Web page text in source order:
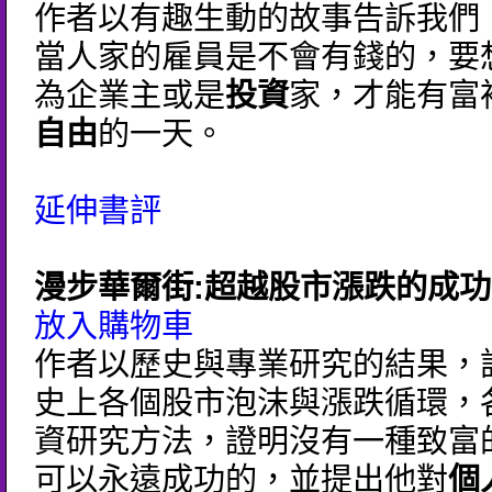
作者以有趣生動的故事告訴我們
當人家的雇員是不會有錢的，要
為企業主或是投資家，才能有富
自由的一天。
延伸書評
漫步華爾街:超越股市漲跌的成
放入購物車
作者以歷史與專業研究的結果，
史上各個股市泡沫與漲跌循環，
資研究方法，證明沒有一種致富
可以永遠成功的，並提出他對個